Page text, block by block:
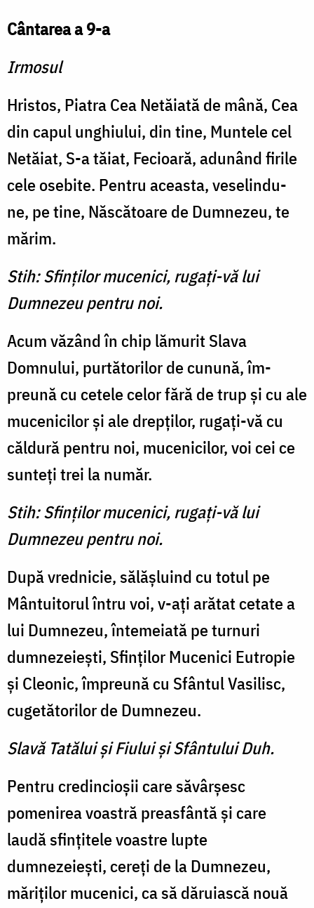
Cântarea a 9-a
Irmosul
Hristos, Piatra Cea Netă­iată de mână, Cea
din capul unghiului, din tine, Muntele cel
Netăiat, S-a tăiat, Fecioară, adunând firile
cele osebite. Pentru aceasta, veselindu-
ne, pe tine, Născătoare de Dumnezeu, te
mărim.
Stih: Sfinţilor mucenici, rugaţi-vă lui
Dumnezeu pentru noi.
Acum văzând în chip lă­murit Slava
Domnului, purtătorilor de cunună, îm­
preună cu cetele celor fără de trup şi cu ale
mucenicilor şi ale drepţilor, rugaţi-vă cu
căldură pentru noi, mucenicilor, voi cei ce
sun­teţi trei la număr.
Stih: Sfinţilor mucenici, rugaţi-vă lui
Dumnezeu pentru noi.
După vrednicie, sălăşluind cu totul pe
Mântuitorul întru voi, v-aţi arătat cetate a
lui Dumnezeu, întemeiată pe tur­nuri
dumnezeieşti, Sfinţilor Mucenici Eutropie
şi Cleonic, împreună cu Sfântul Vasilisc,
cugetătorilor de Dumnezeu.
Slavă Tatălui şi Fiului şi Sfântului Duh.
Pentru credincioşii care să­vârşesc
pomenirea voastră prea­sfântă şi care
laudă sfinţitele voastre lupte
dumnezeieşti, ce­reţi de la Dumnezeu,
măriţilor mucenici, ca să dăruiască nouă